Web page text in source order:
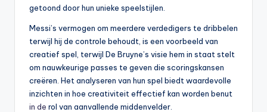
getoond door hun unieke speelstijlen.
Messi’s vermogen om meerdere verdedigers te dribbelen
terwijl hij de controle behoudt, is een voorbeeld van
creatief spel, terwijl De Bruyne’s visie hem in staat stelt
om nauwkeurige passes te geven die scoringskansen
creëren. Het analyseren van hun spel biedt waardevolle
inzichten in hoe creativiteit effectief kan worden benut
in de rol van aanvallende middenvelder.